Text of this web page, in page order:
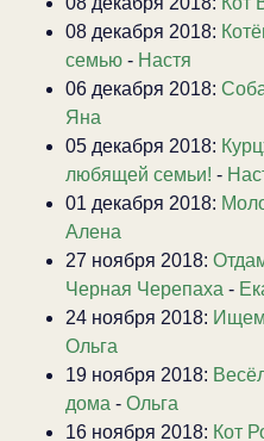
08 декабря 2018:
семью - Настя
06 декабря 2018:
Яна
05 декабря 2018:
любящей семьи! -
01 декабря 2018:
Алена
27 ноября 2018:
Черная Черепаха -
24 ноября 2018: Ищем
Ольга
19 ноября 2018:
дома - Ольга
16 ноября 2018: Кот